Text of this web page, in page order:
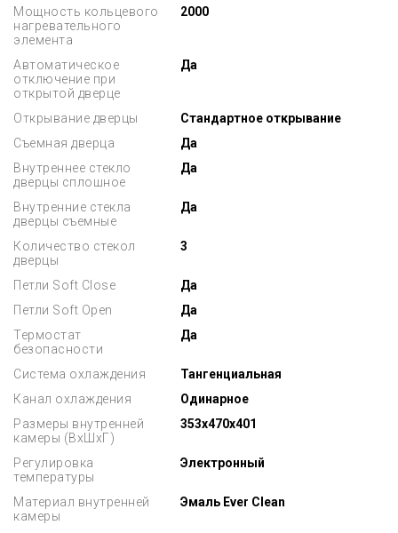
Мощность кольцевого
нагревательного
элемента
2000
Автоматическое
отключение при
открытой дверце
Да
Открывание дверцы
Стандартное открывание
Съемная дверца
Да
Внутреннее стекло
дверцы сплошное
Да
Внутренние стекла
дверцы съемные
Да
Количество стекол
дверцы
3
Петли Soft Close
Да
Петли Soft Open
Да
Термостат
безопасности
Да
Система охлаждения
Тангенциальная
Канал охлаждения
Одинарное
Размеры внутренней
камеры (ВхШхГ)
353x470x401
Регулировка
температуры
Электронный
Материал внутренней
камеры
Эмаль Ever Clean